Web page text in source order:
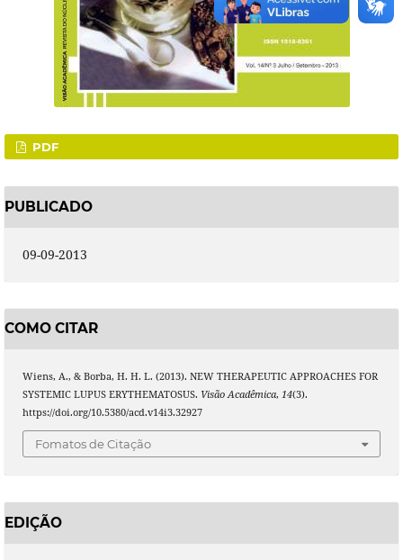
PDF
PUBLICADO
09-09-2013
COMO CITAR
Wiens, A., & Borba, H. H. L. (2013). NEW THERAPEUTIC APPROACHES FOR
SYSTEMIC LUPUS ERYTHEMATOSUS. Visão Acadêmica, 14(3).
https://doi.org/10.5380/acd.v14i3.32927
Fomatos de Citação
EDIÇÃO